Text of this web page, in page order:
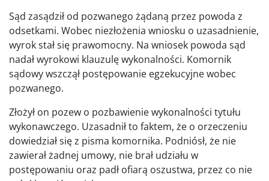
Sąd zasądził od pozwanego żądaną przez powoda z
odsetkami. Wobec niezłożenia wniosku o uzasadnienie,
wyrok stał się prawomocny. Na wniosek powoda sąd
nadał wyrokowi klauzulę wykonalności. Komornik
sądowy wszczął postępowanie egzekucyjne wobec
pozwanego.
Złożył on pozew o pozbawienie wykonalności tytułu
wykonawczego. Uzasadnił to faktem, że o orzeczeniu
dowiedział się z pisma komornika. Podniósł, że nie
zawierał żadnej umowy, nie brał udziału w
postępowaniu oraz padł ofiarą oszustwa, przez co nie